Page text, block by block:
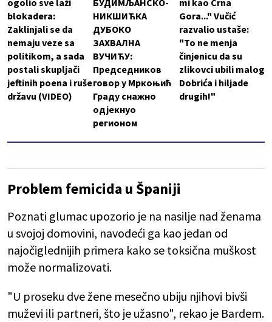
ogolio sve laži
blokadera:
Zaklinjali se da
nemaju veze sa
politikom, a sada
postali skupljači
jeftinih poena i ruše
državu (VIDEO)
БУДИМЉАНСКО-
НИКШИЋКА
ДУБОКО
ЗАХВАЛНА
ВУЧИЋУ:
Председников
говор у Мркоњић
Граду снажно
одјекнуо
регионом
mi kao Crna
Gora..." Vučić
razvalio ustaše:
"To ne menja
činjenicu da su
zlikovci ubili malog
Dobrića i hiljade
drugih!"
Problem femicida u Španiji
Poznati glumac upozorio je na nasilje nad ženama
u svojoj domovini, navodeći ga kao jedan od
najočiglednijih primera kako se toksična muškost
može normalizovati.
"U proseku dve žene mesečno ubiju njihovi bivši
muževi ili partneri, što je užasno", rekao je Bardem.